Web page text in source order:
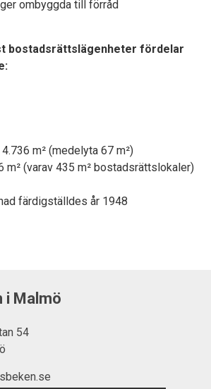
ombyggda till förråd
bostadsrättslägenheter fördelar
m² (medelyta 67 m²)
m² (varav 435 m² bostadsrättslokaler)
färdigställdes år 1948
i Malmö
54